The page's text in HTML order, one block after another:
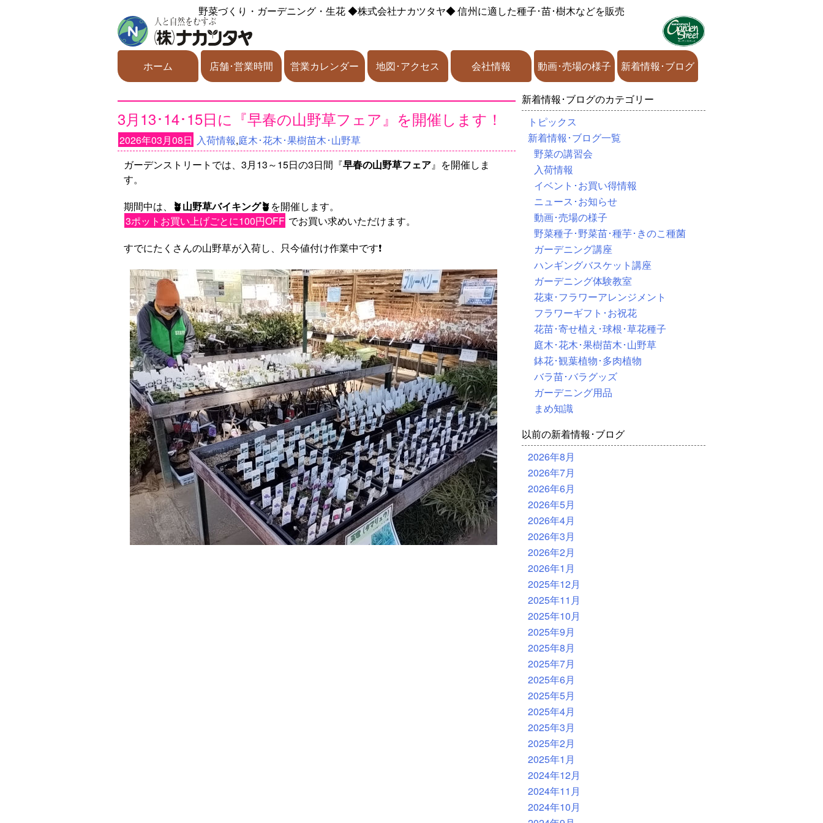
野菜づくり・ガーデニング・生花◆株式会社ナカツタヤ◆信州に適した種子･苗･樹木などを販売
ホーム 店舗･営業時間 営業カレンダー 地図･アクセス 会社情報 動画･売場の様子 新着情報･ブログ
3月13･14･15日に『早春の山野草フェア』を開催します！
2026年03月08日 入荷情報,庭木･花木･果樹苗木･山野草
ガーデンストリートでは、3月13～15日の3日間『早春の山野草フェア』を開催しま
す。
期間中は、 🪴山野草バイキング🪴を開催します。
3ポットお買い上げごとに100円OFF でお買い求めいただけます。
すでにたくさんの山野草が入荷し、只今値付け作業中です❗
新着情報･ブログのカテゴリー
トピックス
新着情報･ブログ一覧
野菜の講習会
入荷情報
イベント･お買い得情報
ニュース･お知らせ
動画･売場の様子
野菜種子･野菜苗･種芋･きのこ種菌
ガーデニング講座
ハンギングバスケット講座
ガーデニング体験教室
花束･フラワーアレンジメント
フラワーギフト･お祝花
花苗･寄せ植え･球根･草花種子
庭木･花木･果樹苗木･山野草
鉢花･観葉植物･多肉植物
バラ苗･バラグッズ
ガーデニング用品
まめ知識
以前の新着情報･ブログ
2026年8月
2026年7月
2026年6月
2026年5月
2026年4月
2026年3月
2026年2月
2026年1月
2025年12月
2025年11月
2025年10月
2025年9月
2025年8月
2025年7月
2025年6月
2025年5月
2025年4月
2025年3月
2025年2月
2025年1月
2024年12月
2024年11月
2024年10月